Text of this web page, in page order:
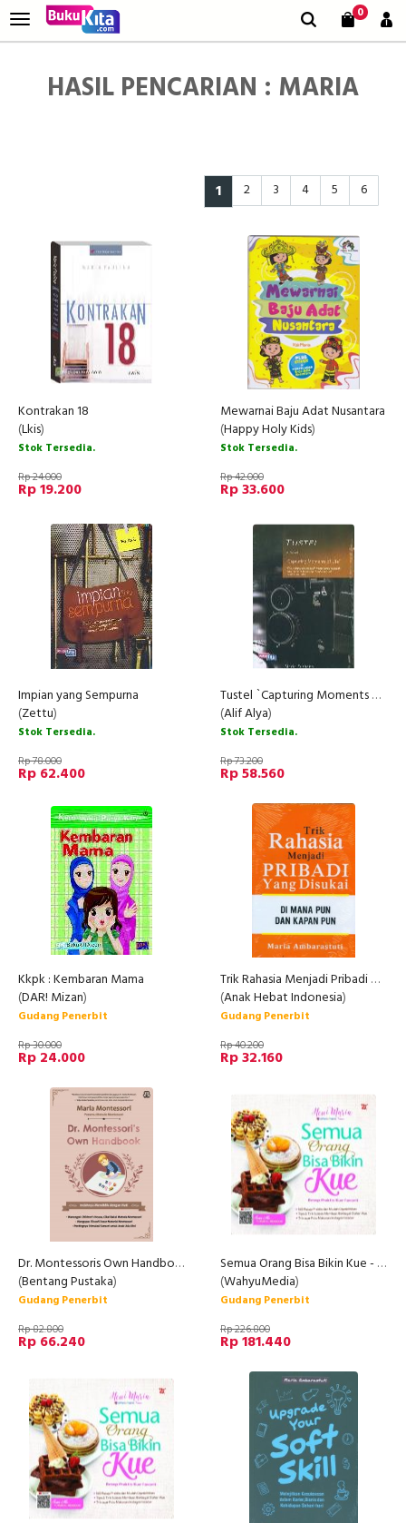
0
HASIL PENCARIAN : MARIA
1 2 3 4 5 6
Kontrakan 18
(Lkis)
Stok Tersedia.
Rp 24.000
Rp 19.200
Mewarnai Baju Adat Nusantara
(Happy Holy Kids)
Stok Tersedia.
Rp 42.000
Rp 33.600
Impian yang Sempurna
(Zettu)
Stok Tersedia.
Rp 78.000
Rp 62.400
Tustel `Capturing Moments Of Life`
(Alif Alya)
Stok Tersedia.
Rp 73.200
Rp 58.560
Kkpk : Kembaran Mama
(DAR! Mizan)
Gudang Penerbit
Rp 30.000
Rp 24.000
Trik Rahasia Menjadi Pribadi Yang Disukai Dimanapun Dan Kapanpun
(Anak Hebat Indonesia)
Gudang Penerbit
Rp 40.200
Rp 32.160
Dr. Montessoris Own Handbook
(Bentang Pustaka)
Gudang Penerbit
Rp 82.800
Rp 66.240
Semua Orang Bisa Bikin Kue - Resep Praktis Kue Favorit (Promo Best Book)
(WahyuMedia)
Gudang Penerbit
Rp 226.800
Rp 181.440